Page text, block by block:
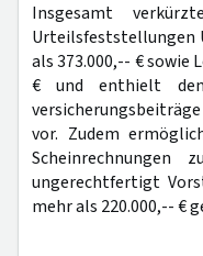
Insgesamt
Urteilsfeststellungen
als 373.000,-- € sowie
€ und enthielt den
vor. Zudem
Scheinrechnungen
ungerechtfertigt
mehr als 220.000,-- €